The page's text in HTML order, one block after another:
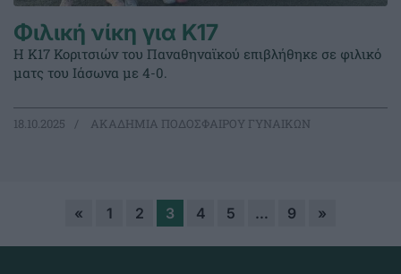
Φιλική νίκη για Κ17
Η Κ17 Κοριτσιών του Παναθηναϊκού επιβλήθηκε σε φιλικό
ματς του Ιάσωνα με 4-0.
18.10.2025 ΑΚΑΔΗΜΙΑ ΠΟΔΟΣΦΑΙΡΟΥ ΓΥΝΑΙΚΩΝ
« 1 2 3 4 5 … 9 »